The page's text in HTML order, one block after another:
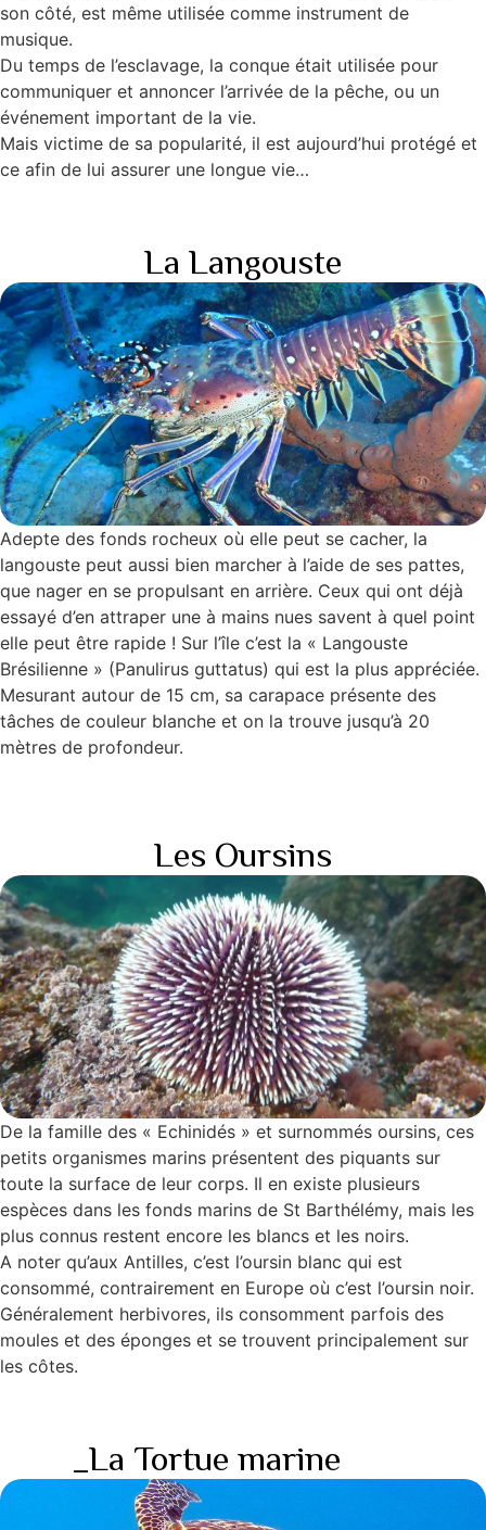
son côté, est même utilisée comme instrument de
musique.
Du temps de l’esclavage, la conque était utilisée pour
communiquer et annoncer l’arrivée de la pêche, ou un
événement important de la vie.
Mais victime de sa popularité, il est aujourd’hui protégé et
ce afin de lui assurer une longue vie…
La Langouste
Adepte des fonds rocheux où elle peut se cacher, la
langouste peut aussi bien marcher à l’aide de ses pattes,
que nager en se propulsant en arrière. Ceux qui ont déjà
essayé d’en attraper une à mains nues savent à quel point
elle peut être rapide ! Sur l’île c’est la « Langouste
Brésilienne » (Panulirus guttatus) qui est la plus appréciée.
Mesurant autour de 15 cm, sa carapace présente des
tâches de couleur blanche et on la trouve jusqu’à 20
mètres de profondeur.
Les Oursins
De la famille des « Echinidés » et surnommés oursins, ces
petits organismes marins présentent des piquants sur
toute la surface de leur corps. Il en existe plusieurs
espèces dans les fonds marins de St Barthélémy, mais les
plus connus restent encore les blancs et les noirs.
A noter qu’aux Antilles, c’est l’oursin blanc qui est
consommé, contrairement en Europe où c’est l’oursin noir.
Généralement herbivores, ils consomment parfois des
moules et des éponges et se trouvent principalement sur
les côtes.
_La Tortue marine